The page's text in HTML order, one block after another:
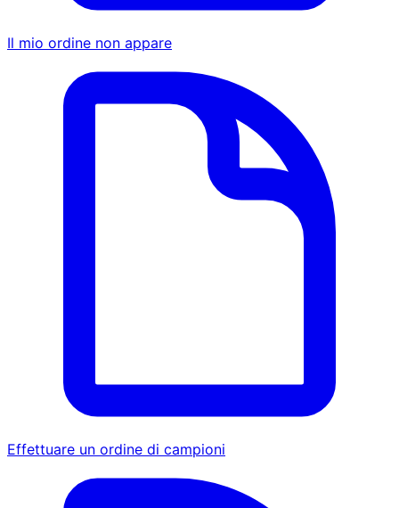
Il mio ordine non appare
Effettuare un ordine di campioni